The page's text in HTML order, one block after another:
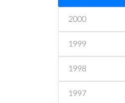
2000
1999
1998
1997